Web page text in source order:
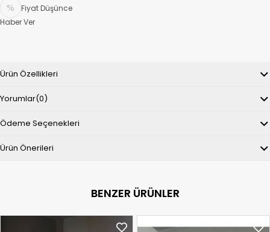
Fiyat Düşünce
Haber Ver
Ürün Özellikleri
Yorumlar(0)
Ödeme Seçenekleri
Ürün Önerileri
BENZER ÜRÜNLER